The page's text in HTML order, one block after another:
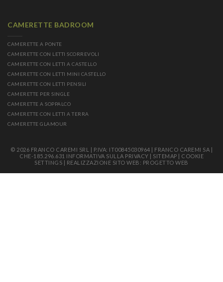
CAMERETTE BADROOM
CAMERETTE A PONTE
CAMERETTE CON LETTI SCORREVOLI
CAMERETTE CON LETTI A CASTELLO
CAMERETTE CON LETTI MINI CASTELLO
CAMERETTE CON LETTI PENSILI
CAMERETTE PER SINGLE
CAMERETTE A SOPPALCO
CAMERETTE CON LETTI A TERRA
CAMERETTE GLAMOUR
© 2026 FRANCO CAREMI SRL | P.IVA: IT00845030964 | FRANCO CAREMI SA |
CHE-185.296.631 INFORMATIVA SULLA PRIVACY | SITEMAP | COOKIE
SETTINGS | REALIZZAZIONE SITO WEB: PROGETTO WEB